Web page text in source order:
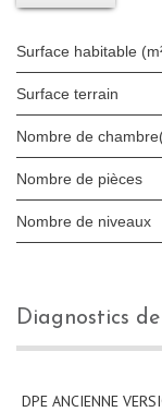
Surface habitable
surface terrain
Nombre de
Nombre de pièces
Nombre de niveaux
diagnostics
DPE ANCIENNE